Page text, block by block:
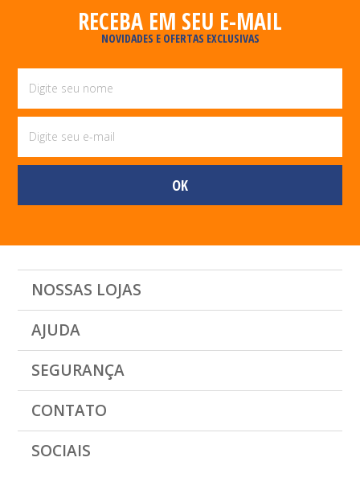
RECEBA EM SEU E-MAIL
NOVIDADES E OFERTAS EXCLUSIVAS
NOSSAS LOJAS
AJUDA
SEGURANÇA
CONTATO
SOCIAIS